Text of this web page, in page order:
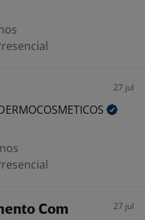
27 jul
Com
27 jul